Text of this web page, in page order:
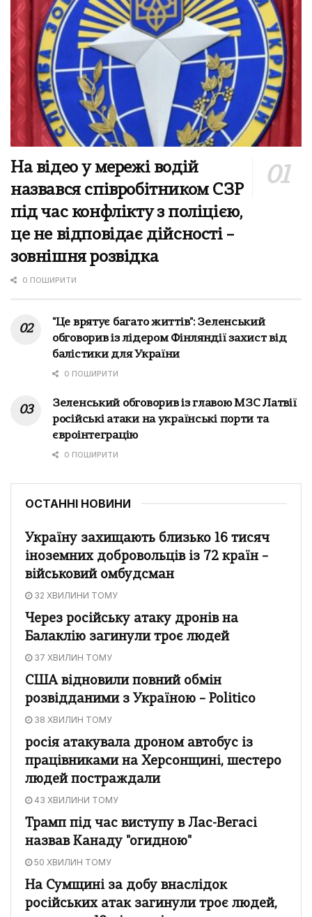
На відео у мережі водій
назвався співробітником СЗР
під час конфлікту з поліцією,
це не відповідає дійсності –
зовнішня розвідка
0 ПОШИРИТИ
"Це врятує багато життів": Зеленський
обговорив із лідером Фінляндії захист від
балістики для України
0 ПОШИРИТИ
Зеленський обговорив із главою МЗС Латвії
російські атаки на українські порти та
євроінтеграцію
0 ПОШИРИТИ
ОСТАННІ НОВИНИ
Україну захищають близько 16 тисяч
іноземних добровольців із 72 країн –
військовий омбудсман
32 ХВИЛИНИ ТОМУ
Через російську атаку дронів на
Балаклію загинули троє людей
37 ХВИЛИН ТОМУ
США відновили повний обмін
розвідданими з Україною – Politico
38 ХВИЛИН ТОМУ
росія атакувала дроном автобус із
працівниками на Херсонщині, шестеро
людей постраждали
43 ХВИЛИНИ ТОМУ
Трамп під час виступу в Лас-Вегасі
назвав Канаду "огидною"
50 ХВИЛИН ТОМУ
На Сумщині за добу внаслідок
російських атак загинули троє людей,